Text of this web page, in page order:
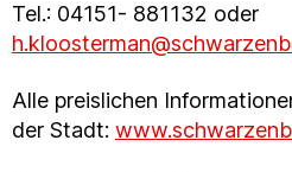
Tel.: 04151- 881132 oder
Alle preislichen
der Stadt: